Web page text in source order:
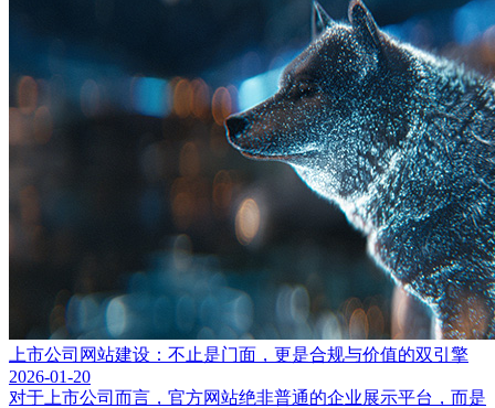
上市公司网站建设：不止是门面，更是合规与价值的双引擎
2026-01-20
对于上市公司而言，官方网站绝非普通的企业展示平台，而是